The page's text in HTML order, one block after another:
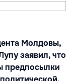
Молдовы,
заявил, что
предпосылки